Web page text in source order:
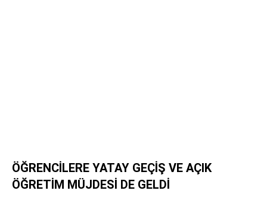
ÖĞRENCİLERE YATAY GEÇİŞ VE AÇIK
ÖĞRETİM MÜJDESİ DE GELDİ